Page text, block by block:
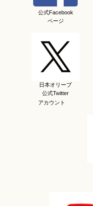
公式Facebook
ページ
日本オリーブ
公式Twitter
アカウント